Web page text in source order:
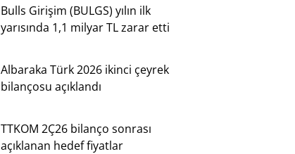
Bulls Girişim (BULGS) yılın ilk
yarısında 1,1 milyar TL zarar etti
Albaraka Türk 2026 ikinci çeyrek
bilançosu açıklandı
TTKOM 2Ç26 bilanço sonrası
açıklanan hedef fiyatlar